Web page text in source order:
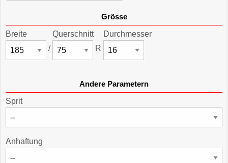
Grösse
Breite
/
Querschnitt
R
Durchmesser
Andere Parametern
Sprit
Anhaftung